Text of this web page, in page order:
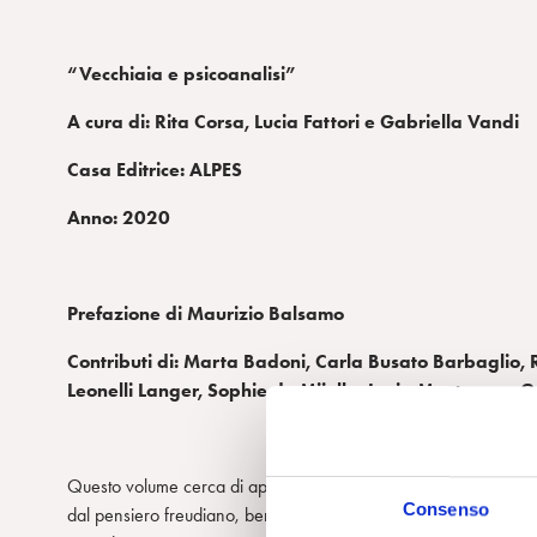
Consenso
“Vecchiaia e psicoanalisi”
A cura di: Rita Corsa, Lucia Fattori e Gabriella Vandi
Casa Editrice: ALPES
Anno: 2020
Prefazione di Maurizio Balsamo
Contributi di: Marta Badoni, Carla Busato Barbaglio,
Leonelli Langer, Sophie de Mijolla, Lucia Monterosa,
Questo volume cerca di approfondire il tema della vecchiaia in
dal pensiero freudiano, benché si tratti di un periodo